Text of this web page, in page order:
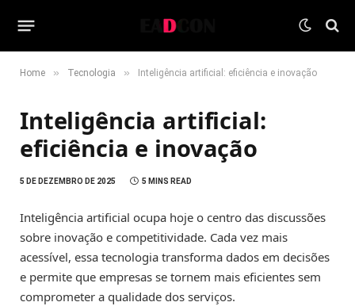
Home » Tecnologia » Inteligência artificial: eficiência e inovação
Inteligência artificial:
eficiência e inovação
5 DE DEZEMBRO DE 2025 5 MINS READ
Inteligência artificial ocupa hoje o centro das discussões
sobre inovação e competitividade. Cada vez mais
acessível, essa tecnologia transforma dados em decisões
e permite que empresas se tornem mais eficientes sem
comprometer a qualidade dos serviços.